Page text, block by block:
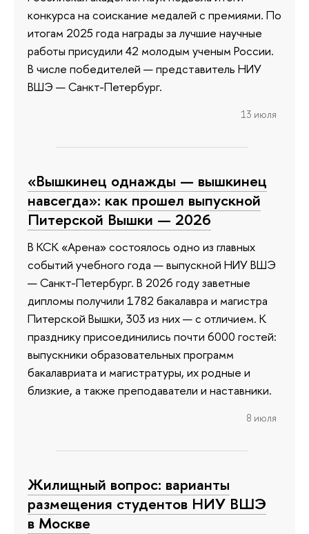
конкурса на соискание медалей с премиями. По
итогам 2025 года награды за лучшие научные
работы присудили 42 молодым ученым России.
В числе победителей — представитель НИУ
ВШЭ — Санкт-Петербург.
13 июля
«Вышкинец однажды — вышкинец
навсегда»: как прошел выпускной
Питерской Вышки — 2026
В КСК «Арена» состоялось одно из главных
событий учебного года — выпускной НИУ ВШЭ
— Санкт-Петербург. В 2026 году заветные
дипломы получили 1782 бакалавра и магистра
Питерской Вышки, 303 из них — с отличием. К
празднику присоединились почти 6000 гостей:
выпускники образовательных программ
бакалавриата и магистратуры, их родные и
близкие, а также преподаватели и наставники.
8 июля
Жилищный вопрос: варианты
размещения студентов НИУ ВШЭ
в Москве